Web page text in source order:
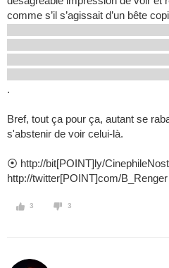
comme s’il s’agissait d’un bête
.
Bref, tout ça pour ça, autant se
s'abstenir de voir celui-là.
⦿ http://bit[POINT]ly/
http://twitter[POINT]com/
3 3